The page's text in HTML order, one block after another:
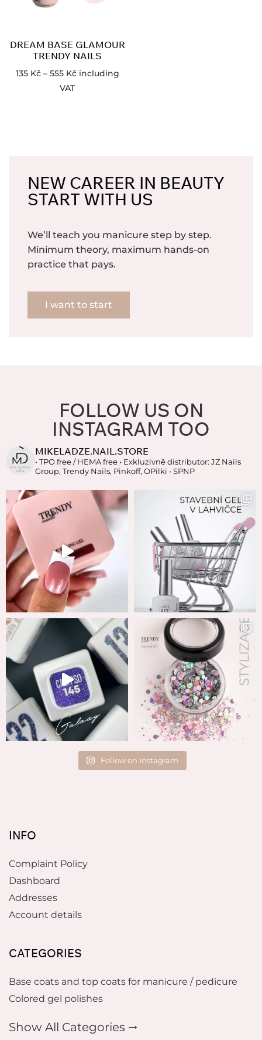
DREAM BASE GLAMOUR
TRENDY NAILS
135 Kč – 555 Kč including
VAT
NEW CAREER IN BEAUTY
START WITH US
We’ll teach you manicure step by step.
Minimum theory, maximum hands-on
practice that pays.
I want to start
FOLLOW US ON
INSTAGRAM TOO
MIKELADZE.NAIL.STORE
• TPO free / HEMA free • Exkluzivně distributor: JZ Nails
Group, Trendy Nails, Pinkoff, OPilki • SPNP
Follow on Instagram
INFO
Complaint Policy
Dashboard
Addresses
Account details
CATEGORIES
Base coats and top coats for manicure / pedicure
Colored gel polishes
Show All Categories 🠂